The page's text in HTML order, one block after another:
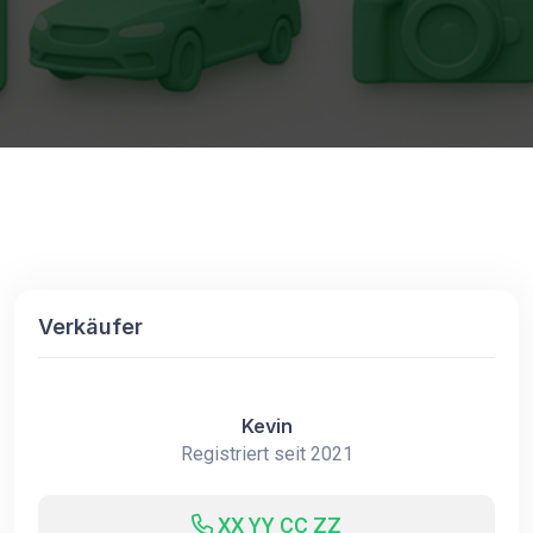
Verkäufer
Kevin
Registriert seit 2021
XX YY CC ZZ